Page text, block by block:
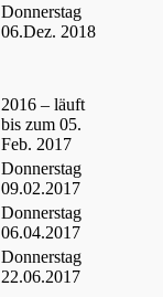
Donnerstag
06.Dez. 2018
2016 – läuft
bis zum 05.
Feb. 2017
Donnerstag
09.02.2017
Donnerstag
06.04.2017
Donnerstag
22.06.2017